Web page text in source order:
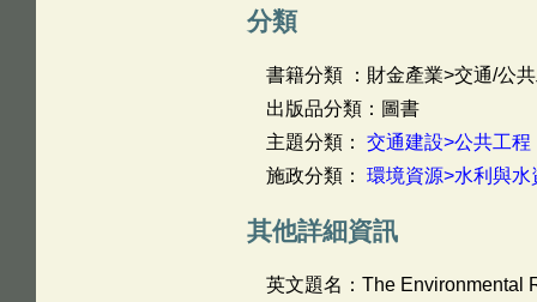
分類
書籍分類 ：財金產業>交通/公
出版品分類：圖書
主題分類： 交通建設>公共工程
施政分類： 環境資源>水利與水
其他詳細資訊
英文題名： The Environmental